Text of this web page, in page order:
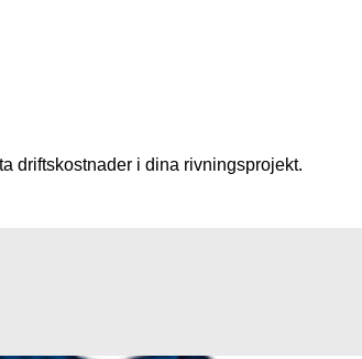
driftskostnader i dina rivningsprojekt.